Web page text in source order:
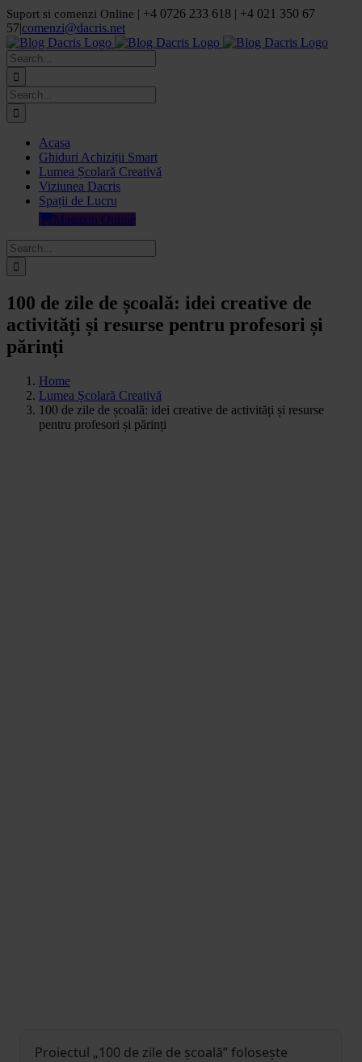
Skip
to
content
Suport si comenzi Online | +4 0726 233 618 | +4 021 350 67
57|comenzi@dacris.net
Facebook
LinkedIn
YouTube
Pinterest
Search
for:
Search
for:
Acasa
Ghiduri Achiziții Smart
Lumea Școlară Creativă
Viziunea Dacris
Spații de Lucru
Magazin Online
Search
for:
100 de zile de școală: idei creative de
activități și resurse pentru profesori și
părinți
Home
Lumea Școlară Creativă
100 de zile de școală: idei creative de activități și resurse
pentru profesori și părinți
Proiectul „100 de zile de școală” folosește